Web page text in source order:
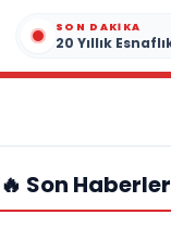
SON DAKIKA
🔥 Son Haberler